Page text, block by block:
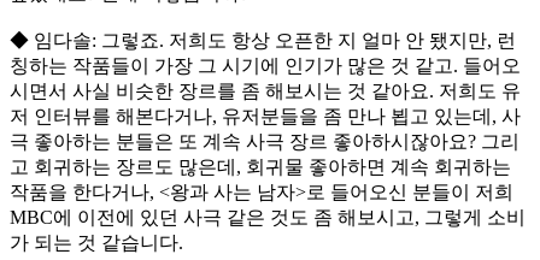
◆ 임다솔: 그렇죠. 저희도 항상 오픈한 지 얼마 안 됐지만, 런
칭하는 작품들이 가장 그 시기에 인기가 많은 것 같고. 들어오
시면서 사실 비슷한 장르를 좀 해보시는 것 같아요. 저희도 유
저 인터뷰를 해본다거나, 유저분들을 좀 만나 뵙고 있는데, 사
극 좋아하는 분들은 또 계속 사극 장르 좋아하시잖아요? 그리
고 회귀하는 장르도 많은데, 회귀물 좋아하면 계속 회귀하는
작품을 한다거나, <왕과 사는 남자>로 들어오신 분들이 저희
MBC에 이전에 있던 사극 같은 것도 좀 해보시고, 그렇게 소비
가 되는 것 같습니다.